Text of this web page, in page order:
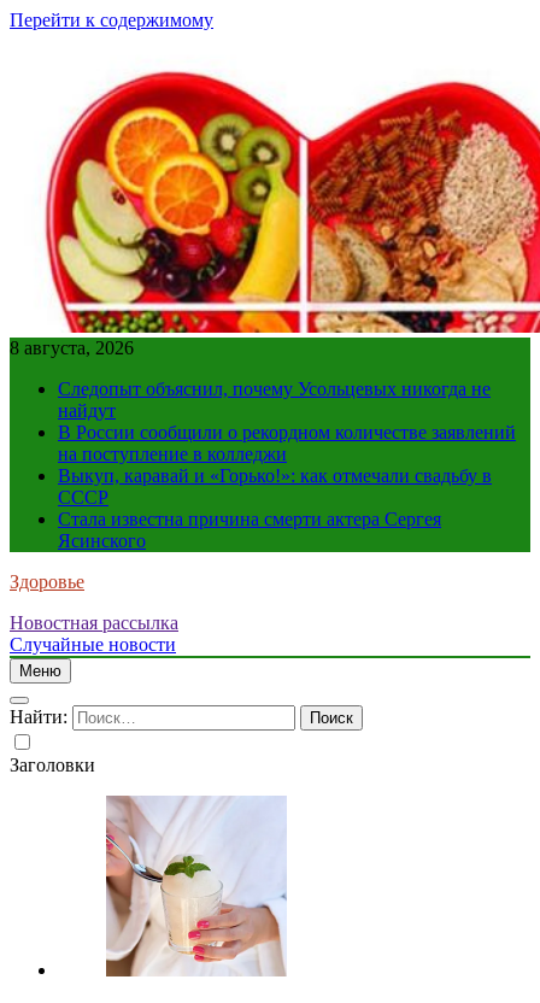
Перейти к содержимому
8 августа, 2026
Следопыт объяснил, почему Усольцевых никогда не
найдут
В России сообщили о рекордном количестве заявлений
на поступление в колледжи
Выкуп, каравай и «Горько!»: как отмечали свадьбу в
СССР
Стала известна причина смерти актера Сергея
Ясинского
Здоровье
Новостная рассылка
Случайные новости
Меню
Найти:
Заголовки